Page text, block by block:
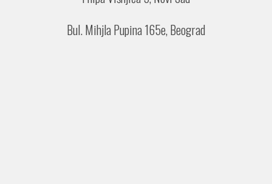
Bul. Mihjla Pupina 165e, Beograd